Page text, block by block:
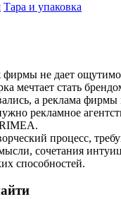
Тара и упаковка
не дает
мечтает стать
а реклама
рекламное
процесс,
сочетания
способностей.